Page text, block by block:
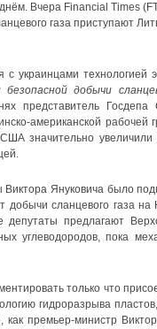
Вчера Financial Times
газа приступают
украинцами технологией
добычи
представитель
американской рабочей
значительно увеличили
Януковича было
сланцевого газа на
предлагают
углеводородов, пока
только что
гидроразрыва
как премьер-министр